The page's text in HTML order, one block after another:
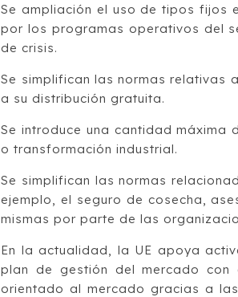
Se ampliación el uso de tipos fijos
por los programas operativos del
de crisis.
Se simplifican las normas relativas
a su distribución gratuita.
Se introduce una cantidad
o transformación industrial.
Se simplifican las normas
ejemplo, el seguro de cosecha,
mismas por parte de las
En la actualidad, la UE apoya
plan de gestión del mercado con
orientado al mercado gracias a